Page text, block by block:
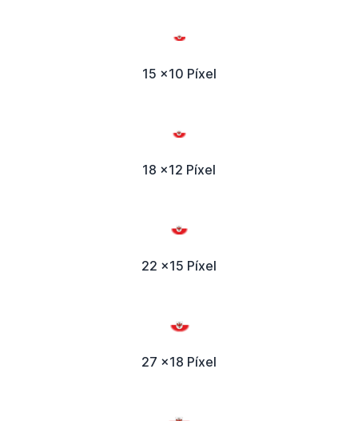
15 x10 Píxel
18 x12 Píxel
22 x15 Píxel
27 x18 Píxel